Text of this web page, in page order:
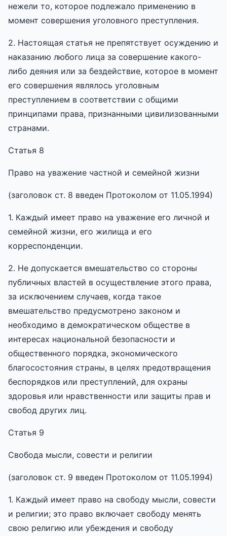
нежели то, которое подлежало применению в
момент совершения уголовного преступления.
2. Настоящая статья не препятствует осуждению и
наказанию любого лица за совершение какого-
либо деяния или за бездействие, которое в момент
его совершения являлось уголовным
преступлением в соответствии с общими
принципами права, признанными цивилизованными
странами.
Статья 8
Право на уважение частной и семейной жизни
(заголовок ст. 8 введен Протоколом от 11.05.1994)
1. Каждый имеет право на уважение его личной и
семейной жизни, его жилища и его
корреспонденции.
2. Не допускается вмешательство со стороны
публичных властей в осуществление этого права,
за исключением случаев, когда такое
вмешательство предусмотрено законом и
необходимо в демократическом обществе в
интересах национальной безопасности и
общественного порядка, экономического
благосостояния страны, в целях предотвращения
беспорядков или преступлений, для охраны
здоровья или нравственности или защиты прав и
свобод других лиц.
Статья 9
Свобода мысли, совести и религии
(заголовок ст. 9 введен Протоколом от 11.05.1994)
1. Каждый имеет право на свободу мысли, совести
и религии; это право включает свободу менять
свою религию или убеждения и свободу